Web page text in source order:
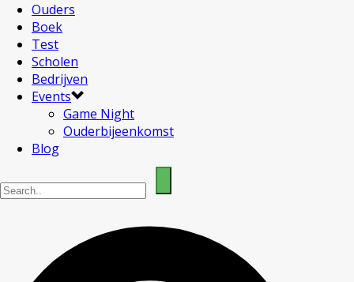
Ouders
Boek
Test
Scholen
Bedrijven
Events
Game Night
Ouderbijeenkomst
Blog